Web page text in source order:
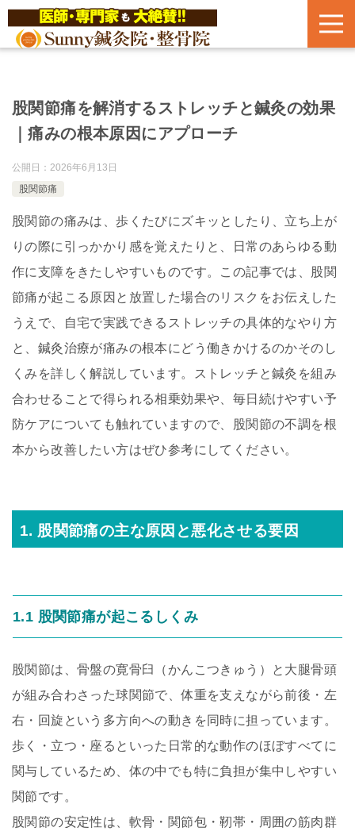
股関節痛を解消するストレッチと鍼灸の効果
｜痛みの根本原因にアプローチ
公開日： 2026年6月13日
股関節痛
股関節の痛みは、歩くたびにズキッとしたり、立ち上が
りの際に引っかかり感を覚えたりと、日常のあらゆる動
作に支障をきたしやすいものです。この記事では、股関
節痛が起こる原因と放置した場合のリスクをお伝えした
うえで、自宅で実践できるストレッチの具体的なやり方
と、鍼灸治療が痛みの根本にどう働きかけるのかそのし
くみを詳しく解説しています。ストレッチと鍼灸を組み
合わせることで得られる相乗効果や、毎日続けやすい予
防ケアについても触れていますので、股関節の不調を根
本から改善したい方はぜひ参考にしてください。
1. 股関節痛の主な原因と悪化させる要因
1.1 股関節痛が起こるしくみ
股関節は、骨盤の寛骨臼（かんこつきゅう）と大腿骨頭
が組み合わさった球関節で、体重を支えながら前後・左
右・回旋という多方向への動きを同時に担っています。
歩く・立つ・座るといった日常的な動作のほぼすべてに
関与しているため、体の中でも特に負担が集中しやすい
関節です。
股関節の安定性は、軟骨・関節包・靭帯・周囲の筋肉群